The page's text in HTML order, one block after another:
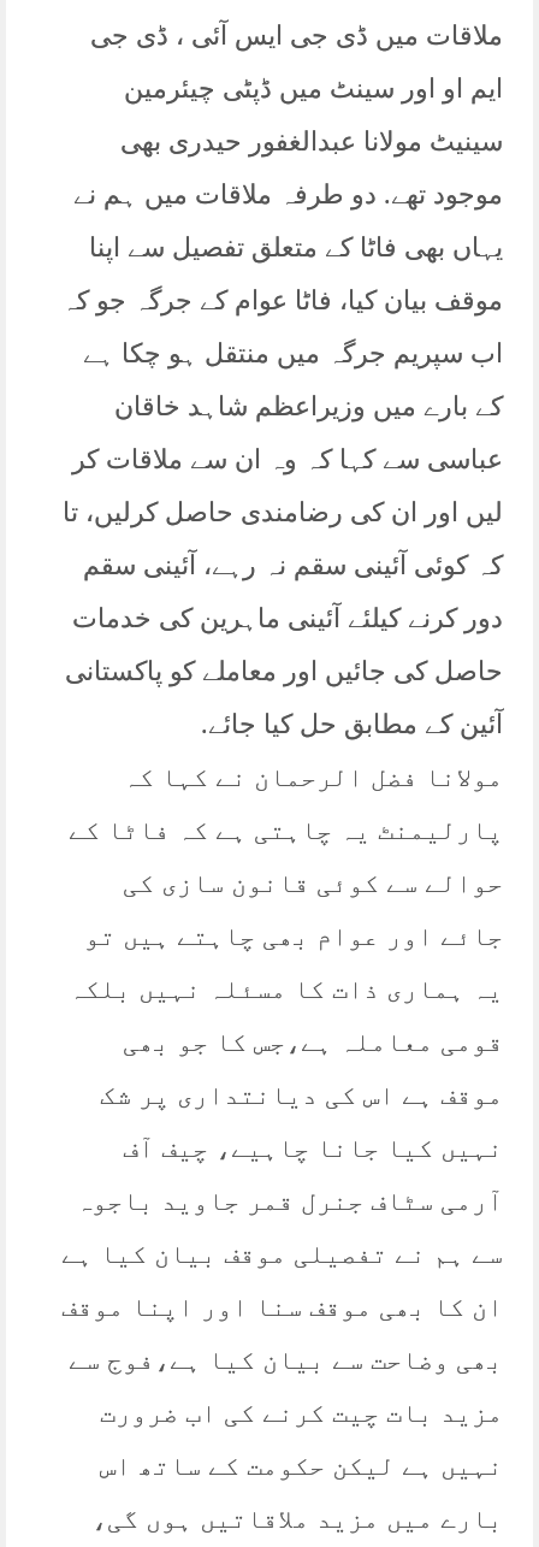
ملاقات میں ڈی جی ایس آئی ، ڈی جی
ایم او اور سینٹ میں ڈپٹی چیئرمین
سینیٹ مولانا عبدالغفور حیدری بھی
موجود تھے. دو طرفہ ملاقات میں ہم نے
یہاں بھی فاٹا کے متعلق تفصیل سے اپنا
موقف بیان کیا، فاٹا عوام کے جرگہ جو کہ
اب سپریم جرگہ میں منتقل ہو چکا ہے
کے بارے میں وزیراعظم شاہد خاقان
عباسی سے کہا کہ وہ ان سے ملاقات کر
لیں اور ان کی رضامندی حاصل کرلیں، تا
کہ کوئی آئینی سقم نہ رہے، آئینی سقم
دور کرنے کیلئے آئینی ماہرین کی خدمات
حاصل کی جائیں اور معاملے کو پاکستانی
آئین کے مطابق حل کیا جائے.
مولانا فضل الرحمان نے کہا کہ
پارلیمنٹ یہ چاہتی ہے کہ فاٹا کے
حوالے سے کوئی قانون سازی کی
جائے اور عوام بھی چاہتے ہیں تو
یہ ہماری ذات کا مسئلہ نہیں بلکہ
قومی معاملہ ہے،جس کا جو بھی
موقف ہے اس کی دیانتداری پر شک
نہیں کیا جانا چاہیے، چیف آف
آرمی سٹاف جنرل قمر جاوید باجوہ
سے ہم نے تفصیلی موقف بیان کیا ہے
ان کا بھی موقف سنا اور اپنا موقف
بھی وضاحت سے بیان کیا ہے،فوج سے
مزید بات چیت کرنے کی اب ضرورت
نہیں ہے لیکن حکومت کے ساتھ اس
بارے میں مزید ملاقاتیں ہوں گی،